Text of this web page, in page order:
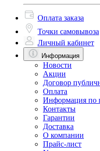
Оплата заказа
Точки самовывоза
Личный кабинет
Информация
Новости
Акции
Договор
Оплата
Информация по
Контакты
Гарантии
Доставка
О компании
Прайс-лист